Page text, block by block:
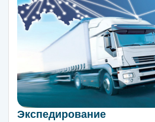
Оставьте свои данные и детали
доставки, наш специалист свяжется
с вами и предложит оптимальный
вариант для вашей задачи.
Маршрут